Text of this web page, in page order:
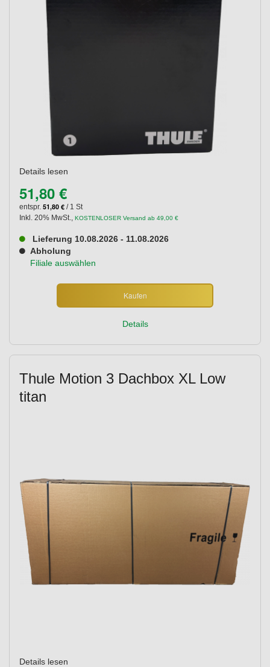
Details lesen
51,80 €
entspr. 51,80 € / 1 St
Inkl. 20% MwSt., KOSTENLOSER Versand ab 49,00 €
Lieferung 10.08.2026 - 11.08.2026
Abholung
Filiale auswählen
Kaufen
Details
Thule Motion 3 Dachbox XL Low
titan
Details lesen